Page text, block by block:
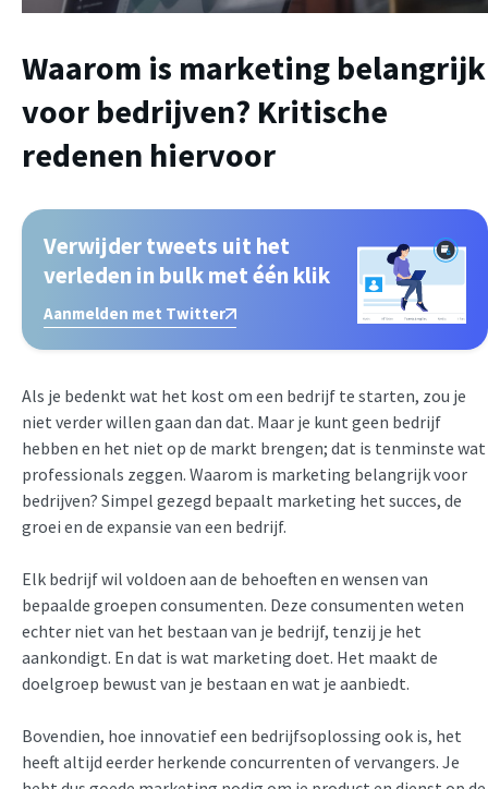
Waarom is marketing belangrijk
voor bedrijven? Kritische
redenen hiervoor
Verwijder tweets uit het
verleden in bulk met één klik
Aanmelden met Twitter
Als je bedenkt wat het kost om een bedrijf te starten, zou je
niet verder willen gaan dan dat. Maar je kunt geen bedrijf
hebben en het niet op de markt brengen; dat is tenminste wat
professionals zeggen. Waarom is marketing belangrijk voor
bedrijven? Simpel gezegd bepaalt marketing het succes, de
groei en de expansie van een bedrijf.
Elk bedrijf wil voldoen aan de behoeften en wensen van
bepaalde groepen consumenten. Deze consumenten weten
echter niet van het bestaan van je bedrijf, tenzij je het
aankondigt. En dat is wat marketing doet. Het maakt de
doelgroep bewust van je bestaan en wat je aanbiedt.
Bovendien, hoe innovatief een bedrijfsoplossing ook is, het
heeft altijd eerder herkende concurrenten of vervangers. Je